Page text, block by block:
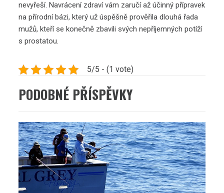
nevyřeší. Navrácení zdraví vám zaručí až účinný přípravek
na přírodní bázi, který už úspěšně prověřila dlouhá řada
mužů, kteří se konečně zbavili svých nepříjemných potíží
s prostatou.
5/5 - (1 vote)
PODOBNÉ PŘÍSPĚVKY